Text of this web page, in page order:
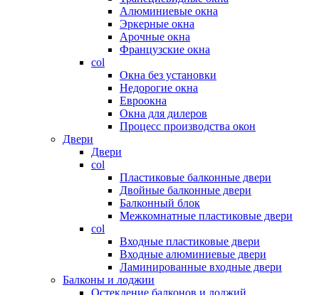
Алюминиевые окна
Эркерные окна
Арочные окна
Французские окна
col
Окна без установки
Недорогие окна
Евроокна
Окна для дилеров
Процесс производства окон
Двери
Двери
col
Пластиковые балконные двери
Двойные балконные двери
Балконный блок
Межкомнатные пластиковые двери
col
Входные пластиковые двери
Входные алюминиевые двери
Ламинированные входные двери
Балконы и лоджии
Остекление балконов и лоджий